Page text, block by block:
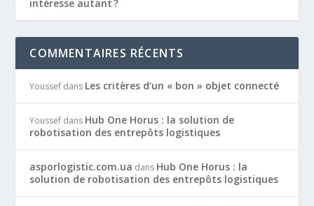
intéresse autant ?
COMMENTAIRES RÉCENTS
Youssef dans Les critères d’un « bon » objet connecté
Youssef dans Hub One Horus : la solution de
robotisation des entrepôts logistiques
asporlogistic.com.ua dans Hub One Horus : la
solution de robotisation des entrepôts logistiques